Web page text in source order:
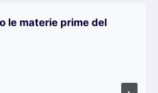
le materie prime del